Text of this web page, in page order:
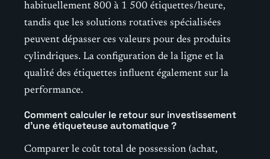
habituellement 800 à 1 500 étiquettes/heure,
tandis que les solutions rotatives spécialisées
peuvent dépasser ces valeurs pour des produits
cylindriques. La configuration de la ligne et la
qualité des étiquettes influent également sur la
performance.
Comment calculer le retour sur investissement
d’une étiqueteuse automatique ?
Comparer le coût total de possession (achat,